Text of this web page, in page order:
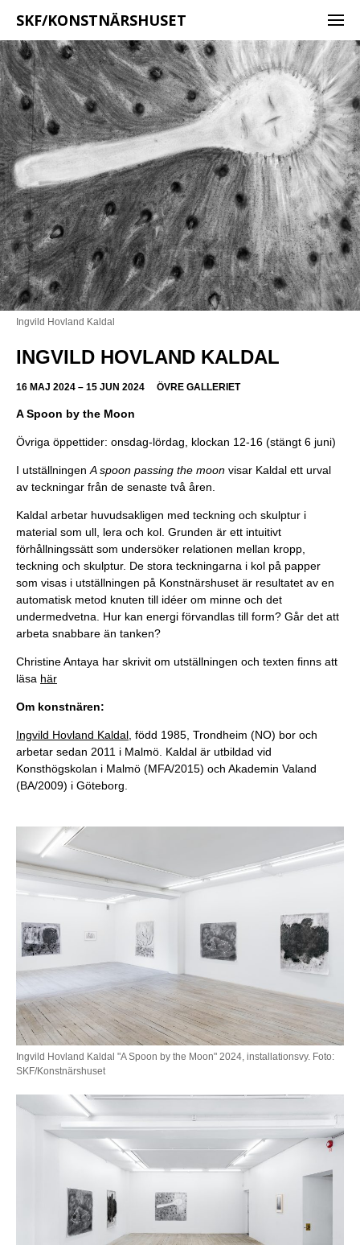
SKF/KONSTNÄRSHUSET
Ingvild Hovland Kaldal
INGVILD HOVLAND KALDAL
16 MAJ 2024 – 15 JUN 2024 ÖVRE GALLERIET
A Spoon by the Moon
Övriga öppettider: onsdag-lördag, klockan 12-16 (stängt 6 juni)
I utställningen A spoon passing the moon visar Kaldal ett urval
av teckningar från de senaste två åren.
Kaldal arbetar huvudsakligen med teckning och skulptur i
material som ull, lera och kol. Grunden är ett intuitivt
förhållningssätt som undersöker relationen mellan kropp,
teckning och skulptur. De stora teckningarna i kol på papper
som visas i utställningen på Konstnärshuset är resultatet av en
automatisk metod knuten till idéer om minne och det
undermedvetna. Hur kan energi förvandlas till form? Går det att
arbeta snabbare än tanken?
Christine Antaya har skrivit om utställningen och texten finns att
läsa här
Om konstnären:
Ingvild Hovland Kaldal, född 1985, Trondheim (NO) bor och
arbetar sedan 2011 i Malmö. Kaldal är utbildad vid
Konsthögskolan i Malmö (MFA/2015) och Akademin Valand
(BA/2009) i Göteborg.
Ingvild Hovland Kaldal "A Spoon by the Moon" 2024, installationsvy. Foto:
SKF/Konstnärshuset